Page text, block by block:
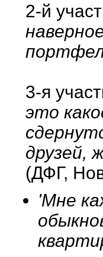
2-й
3-я
это
друзей,
(ДФГ,
'Мне